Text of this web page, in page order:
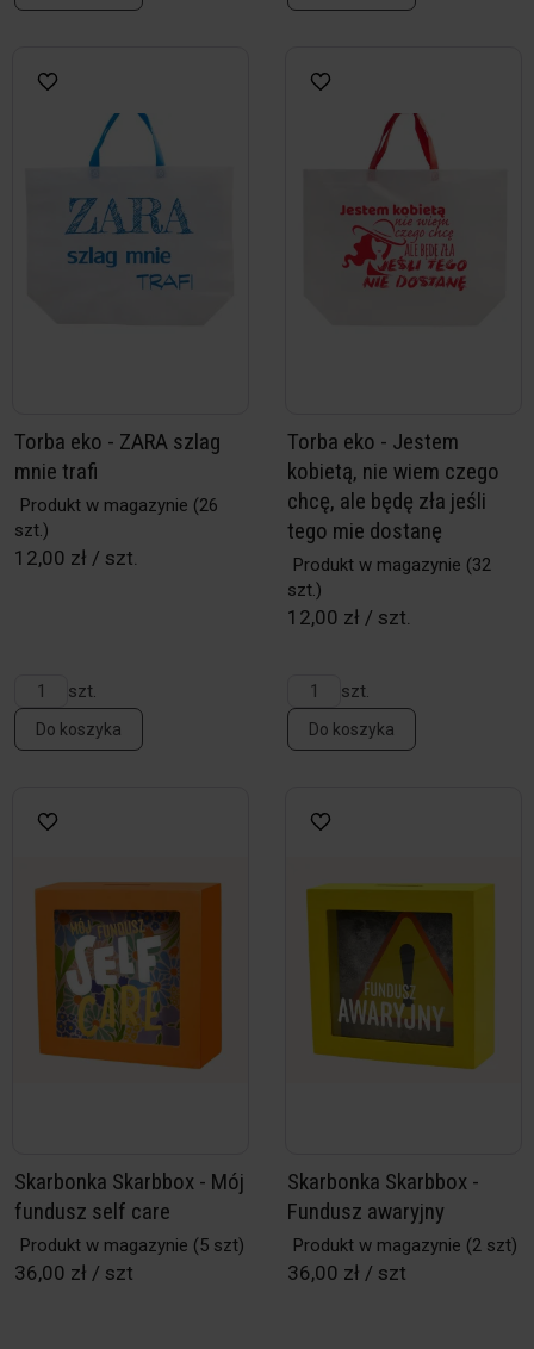
Torba eko - ZARA szlag
mnie trafi
Produkt w magazynie (26
szt.)
12,00 zł / szt.
szt.
Do koszyka
Torba eko - Jestem
kobietą, nie wiem czego
chcę, ale będę zła jeśli
tego mie dostanę
Produkt w magazynie (32
szt.)
12,00 zł / szt.
szt.
Do koszyka
Skarbonka Skarbbox - Mój
fundusz self care
Produkt w magazynie (5 szt)
36,00 zł / szt
Skarbonka Skarbbox -
Fundusz awaryjny
Produkt w magazynie (2 szt)
36,00 zł / szt